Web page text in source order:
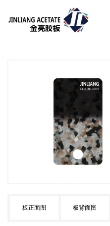
板正面图 板背面图